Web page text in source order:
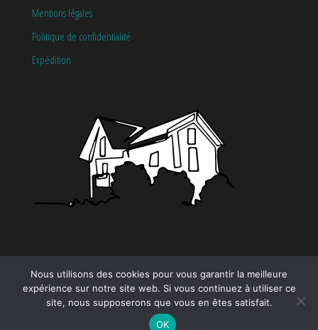
Mentions légales
Politique de confidentialité
Expédition
CATÉGORIES
Tendance
Nous utilisons des cookies pour vous garantir la meilleure
expérience sur notre site web. Si vous continuez à utiliser ce
site, nous supposerons que vous en êtes satisfait.
OK